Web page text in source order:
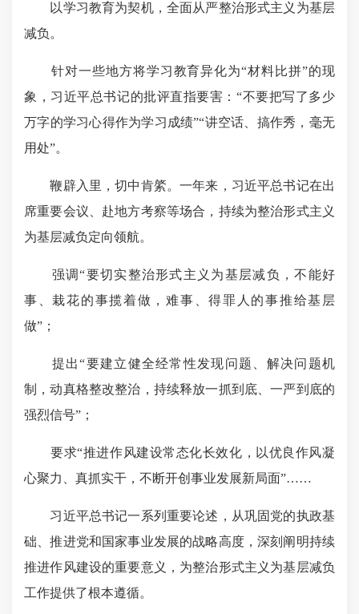
以学习教育为契机，全面从严整治形式主义为基层
减负。
针对一些地方将学习教育异化为“材料比拼”的现
象，习近平总书记的批评直指要害：“不要把写了多少
万字的学习心得作为学习成绩”“讲空话、搞作秀，毫无
用处”。
鞭辟入里，切中肯綮。一年来， 习近平总书记在出
席重要会议、赴地方考察等场合， 持续为整治形式主义
为基层减负定向领航。
强调“要切实整治形式主义为基层减负，不能好
事、栽花的事揽着做，难事、得罪人的事推给基层
做”；
提出“要建立健全经常性发现问题、解决问题机
制，动真格整改整治，持续释放一抓到底、一严到底的
强烈信号”；
要求“推进作风建设常态化长效化，以优良作风凝
心聚力、真抓实干，不断开创事业发展新局面”……
习近平总书记一系列重要论述 ，从巩固党的执政基
础、推进党和国家事业发展的战略高度，深刻阐明持续
推进作风建设的重要意义，为整治形式主义为基层减负
工作提供了根本遵循。